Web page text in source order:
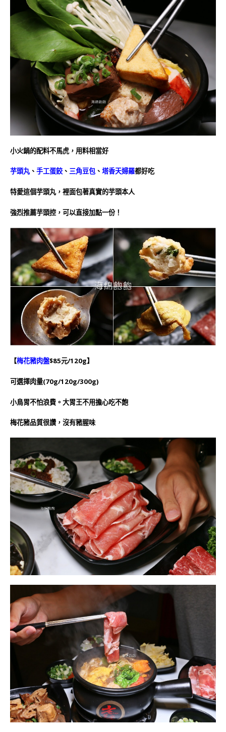
小火鍋的配料不馬虎，用料相當好
芋頭丸 、 手工蛋餃 、 三角豆包 、 塔香天婦羅都好吃
特愛這個芋頭丸，裡面包著真實的芋頭本人
強烈推薦芋頭控，可以直接加點一份！
【梅花豬肉盤$85元/120g】
可選擇肉量(70g/120g/300g)
小鳥胃不怕浪費。大胃王不用擔心吃不飽
梅花豬品質很讚，沒有豬腥味